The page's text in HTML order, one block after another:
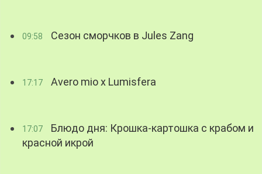
09:58 Сезон сморчков в Jules Zang
17:17 Avero mio x Lumisfera
17:07
Блюдо дня: Крошка-картошка с крабом и
красной икрой